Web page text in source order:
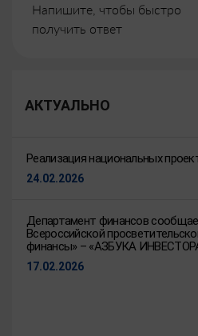
Напишите, чтобы быстро
получить ответ
АКТУАЛЬНО
Реализация национальных
24.02.2026
Департамент финансов
Всероссийской
финансы» – «АЗБУКА
17.02.2026